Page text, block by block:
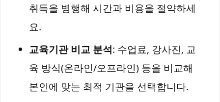
취득을 병행해 시간과 비용을 절약하세
요.
교육기관 비교 분석: 수업료, 강사진, 교
육 방식(온라인/오프라인) 등을 비교해
본인에 맞는 최적 기관을 선택합니다.